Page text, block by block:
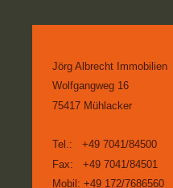
Jörg Albrecht Immobilien
Wolfgangweg 16
75417 Mühlacker
Tel.: +49 7041/84500
Fax: +49 7041/84501
Mobil: +49 172/7686560